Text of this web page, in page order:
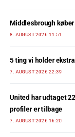
Middlesbrough
8. AUGUST 2026 11:51
5 ting vi holder
7. AUGUST 2026 22:39
United har udtaget
profiler er tilbage
7. AUGUST 2026 16:20